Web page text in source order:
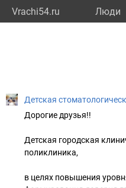
Vrachi54.ru Люди
Детская
Дорогие друзья!!
Детская городская
поликлиника,
в целях повышения